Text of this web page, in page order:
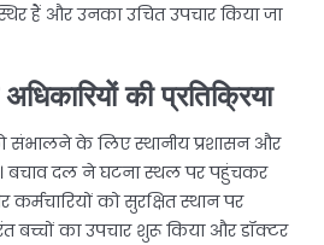
हैं और उनका उचित उपचार किया जा
की प्रतिक्रिया
संभालने के लिए स्थानीय प्रशासन और
बचाव दल ने घटना स्थल पर पहुंचकर
कर्मचारियों को सुरक्षित स्थान पर
बच्चों का उपचार शुरू किया और डॉक्टर